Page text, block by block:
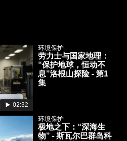
02:32
环境保护
劳力士与国家地理：
“保护地球，恒动不
息”洛根山探险 - 第1
集
环境保护
极地之下：“深海生
物” - 斯瓦尔巴群岛科